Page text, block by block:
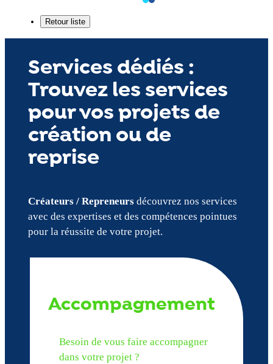
Services dédiés :
Trouvez les services
pour vos projets de
création ou de
reprise
Créateurs / Repreneursdécouvrez nos services
avec des expertises et des compétences pointues
pour la réussite de votre projet.
Accompagnement
Besoin de vous faire accompagner
dans votre projet ?